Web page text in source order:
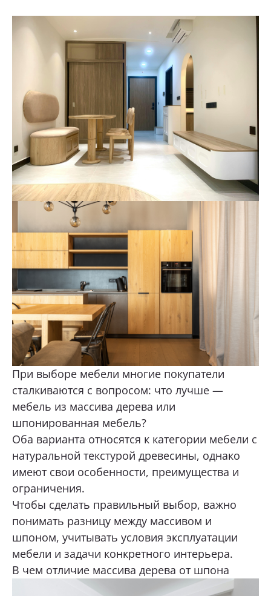
При выборе мебели многие покупатели
сталкиваются с вопросом: что лучше —
мебель из массива дерева или
шпонированная мебель?
Оба варианта относятся к категории мебели с
натуральной текстурой древесины, однако
имеют свои особенности, преимущества и
ограничения.
Чтобы сделать правильный выбор, важно
понимать разницу между массивом и
шпоном, учитывать условия эксплуатации
мебели и задачи конкретного интерьера.
В чем отличие массива дерева от шпона
Какая мебель вас интересует?
Опишите ваши пожелания и предпочтения
Прикрепить файл (1 файл, до 10 Мб)
Я даю согласие наобработку
персональных данных
Я принимаю условияполитики
конфиденциальности
ОТПРАВИТЬ
Нажимая кнопку «Отправить», я даю свое согласие
на обработку моих персональных данных, в соответствии с
Федеральным законом от 27.07.2006 года № 152-ФЗ
«О персональных данных», на условиях и для целей,
определенных в Согласии на обработку персональных данных *
Нижний Тагил, ул. Космонавтов, 13а
+7 (969) 999-24-14
Екатеринбург, ул. Академика Сахарова, 53
+7 (969) 777-61-44
Перейти
Екатеринбург, ул. Щорса, 96
+7 (969) 999-24-85
Перейти
Тюмень, Мельникайте, 104, ТД «Премьер
Дом», 2 этаж
+7 (967) 555-68-60
Перейти
Тюмень, 30 лет Победы, 7, стр.5, ТЦ «Новый
Магнат» 1 этаж.
+7 (922) 003-11-44
Перейти
Тюмень, д. Патрушева, ул. Михаила
Лермонтова, 6
+7 (922) 073-10-75
Перейти
Сургут, ул. Маяковского, 57, Интерьер-
Центр «Гулливер»
+7 (967) 555-49-07
Перейти